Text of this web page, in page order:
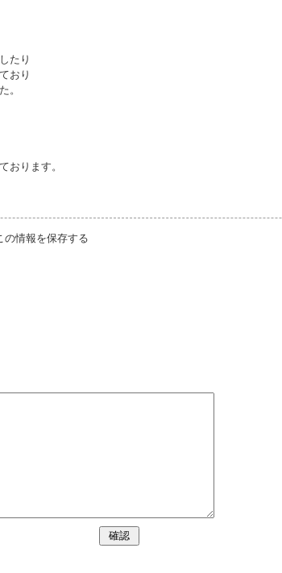
たり
おり
。
おります。
の情報を保存する